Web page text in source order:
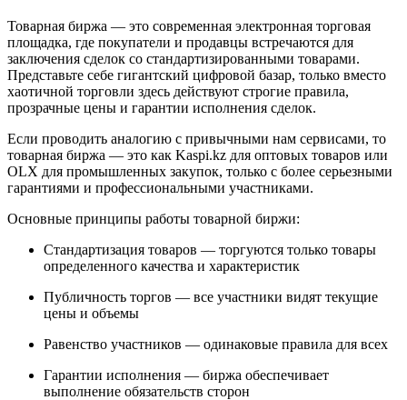
Товарная биржа — это современная электронная торговая
площадка, где покупатели и продавцы встречаются для
заключения сделок со стандартизированными товарами.
Представьте себе гигантский цифровой базар, только вместо
хаотичной торговли здесь действуют строгие правила,
прозрачные цены и гарантии исполнения сделок.
Если проводить аналогию с привычными нам сервисами, то
товарная биржа — это как Kaspi.kz для оптовых товаров или
OLX для промышленных закупок, только с более серьезными
гарантиями и профессиональными участниками.
Основные принципы работы товарной биржи:
Стандартизация товаров — торгуются только товары
определенного качества и характеристик
Публичность торгов — все участники видят текущие
цены и объемы
Равенство участников — одинаковые правила для всех
Гарантии исполнения — биржа обеспечивает
выполнение обязательств сторон